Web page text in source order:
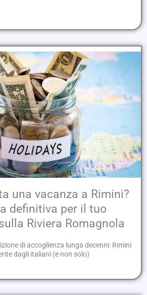
una vacanza a Rimini?
definitiva per il tuo
Riviera Romagnola
di accoglienza lunga decenni: Rimini
dagli italiani (e non solo)